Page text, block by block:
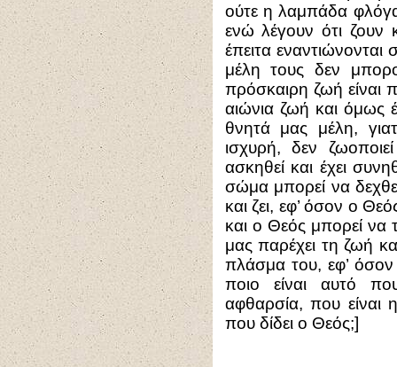
ούτε η λαμπάδα
ενώ λέγουν ότι ζουν
έπειτα εναντιώνονται
μέλη τους δεν
πρόσκαιρη ζωή είναι
αιώνια ζωή και όμως
θνητά μας μέλη,
ισχυρή, δεν
ασκηθεί και έχει
σώμα μπορεί να
και ζει, εφ’ όσον ο
και ο Θεός μπορεί να
μας παρέχει τη ζωή
πλάσμα του, εφ’ όσον
ποιο είναι αυτό
αφθαρσία, που είναι
που δίδει ο Θεός;]